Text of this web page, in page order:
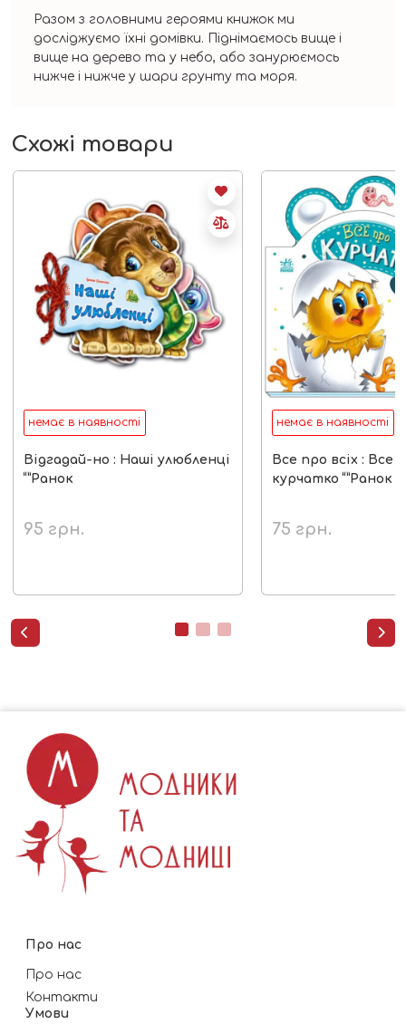
Разом з головними героями книжок ми
досліджуємо їхні домівки. Піднімаємось вище і
вище на дерево та у небо, або занурюємось
нижче і нижче у шари грунту та моря.
Схожі товари
немає в наявності
Відгадай-но : Наші улюбленці
“”Ранок
95 грн.
немає в наявності
Все про всіх : Все
курчатко “”Ранок
75 грн.
 
Про нас
Про нас
Контакти
Умови